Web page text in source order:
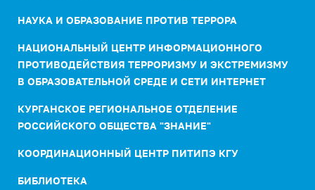
НАУКА И ОБРАЗОВАНИЕ ПРОТИВ ТЕРРОРА
НАЦИОНАЛЬНЫЙ ЦЕНТР ИНФОРМАЦИОННОГО
ПРОТИВОДЕЙСТВИЯ ТЕРРОРИЗМУ И ЭКСТРЕМИЗМУ
В ОБРАЗОВАТЕЛЬНОЙ СРЕДЕ И СЕТИ ИНТЕРНЕТ
КУРГАНСКОЕ РЕГИОНАЛЬНОЕ ОТДЕЛЕНИЕ
РОССИЙСКОГО ОБЩЕСТВА "ЗНАНИЕ"
КООРДИНАЦИОННЫЙ ЦЕНТР ПИТИПЭ КГУ
БИБЛИОТЕКА